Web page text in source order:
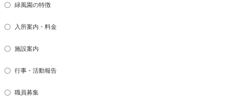
緑風園の特徴
入所案内・料金
施設案内
行事・活動報告
職員募集